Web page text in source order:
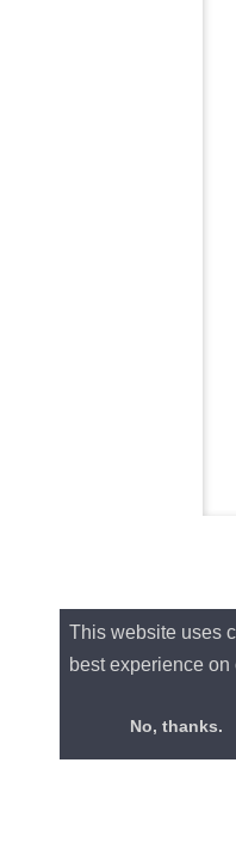
This website uses
best experience on
No, thanks.